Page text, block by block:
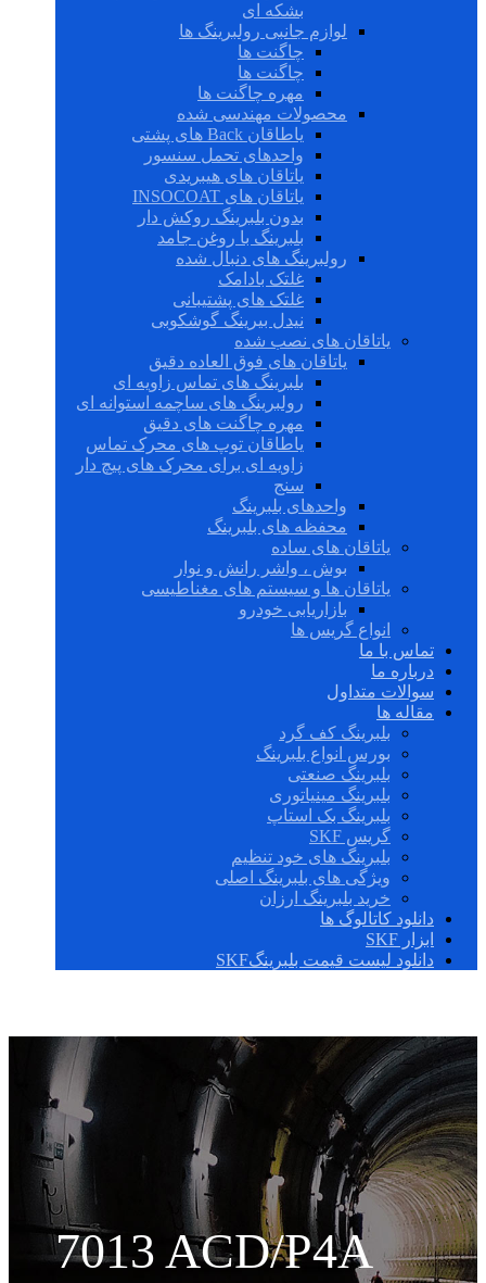
بشکه ای
لوازم جانبی رولبرینگ ها
چاگنت ها
چاگنت ها
مهره چاگنت ها
محصولات مهندسی شده
یاطاقان Back های پشتی
واحدهای تحمل سنسور
یاتاقان های هیبریدی
یاتاقان های INSOCOAT
بدون بلبرینگ روکش دار
بلبرینگ با روغن جامد
رولبرینگ های دنبال شده
غلتک بادامک
غلتک های پشتیبانی
نیدل بیرینگ گوشکوبی
یاتاقان های نصب شده
یاتاقان های فوق العاده دقیق
بلبرینگ های تماس زاویه ای
رولبرینگ های ساچمه استوانه ای
مهره چاگنت های دقیق
یاطاقان توپ های محرک تماس
زاویه ای برای محرک های پیچ دار
سنج
واحدهای بلبرینگ
محفظه های بلبرینگ
یاتاقان های ساده
بوش ، واشر رانش و نوار
یاتاقان ها و سیستم های مغناطیسی
بازاریابی خودرو
انواع گریس ها
تماس با ما
درباره ما
سوالات متداول
مقاله ها
بلبرینگ کف گرد
بورس انواع بلبرینگ
بلبرینگ صنعتی
بلبرینگ مینیاتوری
بلبرینگ بک استاپ
گریس SKF
بلبرینگ های خود تنظیم
ویژگی های بلبرینگ اصلی
خرید بلبرینگ ارزان
دانلود کاتالوگ ها
ابزار SKF
دانلود لیست قیمت بلبرینگSKF
7013 ACD/P4A